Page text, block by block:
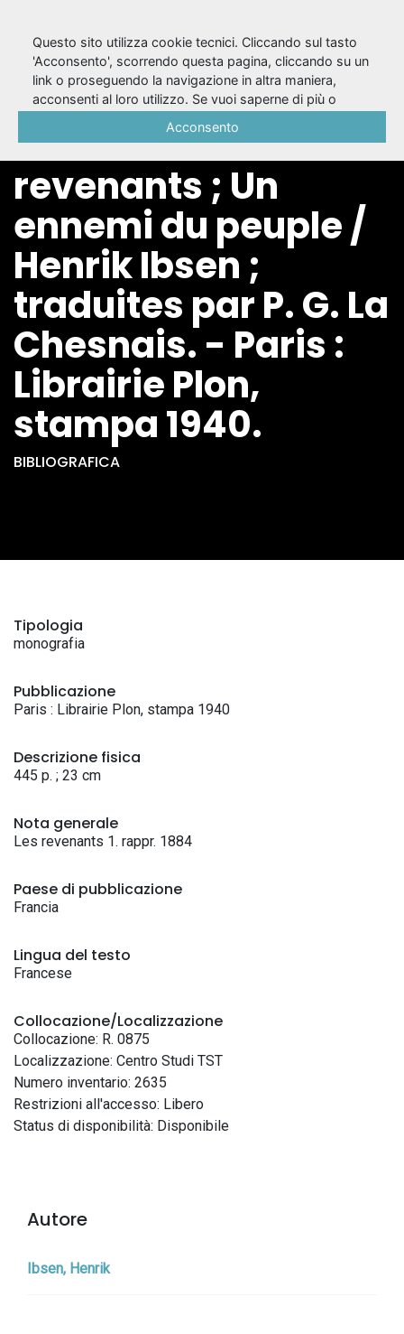
12: Les drames
modernes : Les
revenants ; Un
ennemi du peuple /
Henrik Ibsen ;
traduites par P. G. La
Chesnais. - Paris :
Librairie Plon,
stampa 1940.
BIBLIOGRAFICA
Tipologia
monografia
Pubblicazione
Paris : Librairie Plon, stampa 1940
Descrizione fisica
445 p. ; 23 cm
Nota generale
Les revenants 1. rappr. 1884
Paese di pubblicazione
Francia
Lingua del testo
Francese
Collocazione/Localizzazione
Collocazione: R. 0875
Localizzazione: Centro Studi TST
Numero inventario: 2635
Restrizioni all'accesso: Libero
Status di disponibilità: Disponibile
Autore
Ibsen, Henrik
Questo sito utilizza cookie tecnici. Cliccando sul tasto
'Acconsento', scorrendo questa pagina, cliccando su un
link o proseguendo la navigazione in altra maniera,
acconsenti al loro utilizzo. Se vuoi saperne di più o
Acconsento